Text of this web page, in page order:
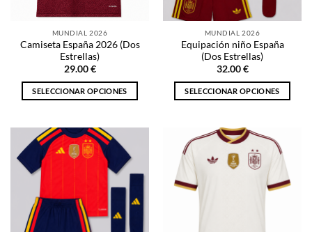
en
página
de
producto
en
la
página
de
producto
MUNDIAL 2026
Camiseta España 2026 (Dos
Estrellas)
29.00€
SELECCIONAR OPCIONES
tiene
múltiples
variantes.
se
pueden
MUNDIAL 2026
Equipación niño España
(Dos Estrellas)
32.00€
SELECCIONAR OPCIONES
tiene
múltiples
variantes.
opciones